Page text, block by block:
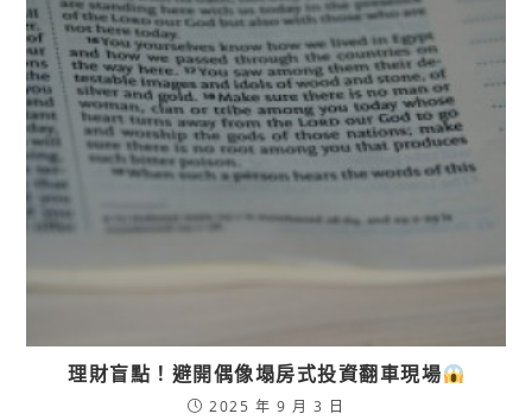
理財盲點！避開偶像塌房式投資翻車現場
2025 年 9 月 3 日